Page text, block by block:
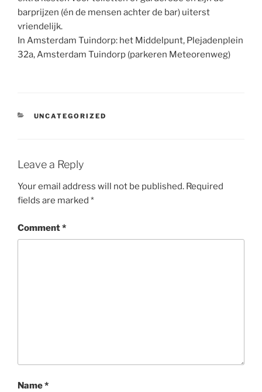
barprijzen (én de mensen achter de bar) uiterst
vriendelijk.
In Amsterdam Tuindorp: het Middelpunt, Plejadenplein
32a, Amsterdam Tuindorp (parkeren Meteorenweg)
CATEGORIES
UNCATEGORIZED
Leave a Reply
Your email address will not be published. Required
fields are marked *
Comment*
Name*